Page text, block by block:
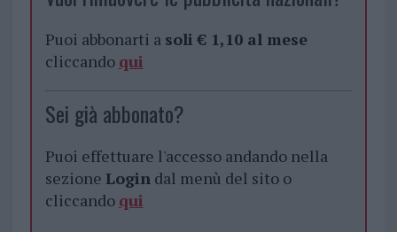
Puoi abbonarti a soli € 1,10 al mese
cliccando qui
Sei già abbonato?
Puoi effettuare l'accesso andando nella
sezione Logindal menù del sito o
cliccando qui